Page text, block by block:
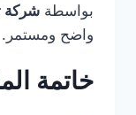
بواسطة شركة
واضح ومستمر.
خاتمة